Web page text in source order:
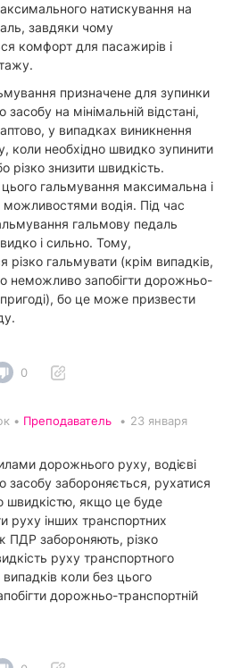
натискування на
завдяки чому
комфорт для пасажирів і
призначене для зупинки
засобу на мінімальній відстані,
у випадках виникнення
коли необхідно швидко зупинити
різко знизити швидкість.
цього гальмування максимальна і
можливостями водія. Під час
гальмову педаль
і сильно. Тому,
різко гальмувати (крім випадків,
неможливо запобігти дорожньо-
бо це може призвести
0
• Преподаватель • 23 января
дорожнього руху, водієві
засобу забороняється, рухатися
якщо це буде
руху інших транспортних
ПДР забороняють, різко
руху транспортного
коли без цього
дорожньо-транспортній